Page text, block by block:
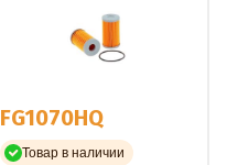
FG1070HQ
Товар в наличии